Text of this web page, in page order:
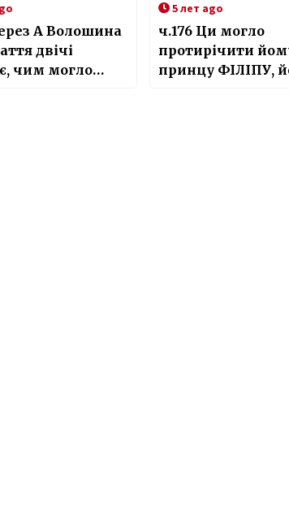
Волошина
двічі
чим могло
5 лет ago
ч.176 Ци могло
протирічити
принцу ФІЛІПУ,